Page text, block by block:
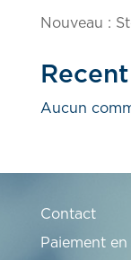
Nouveau :
Aucun
Contact
Paiement